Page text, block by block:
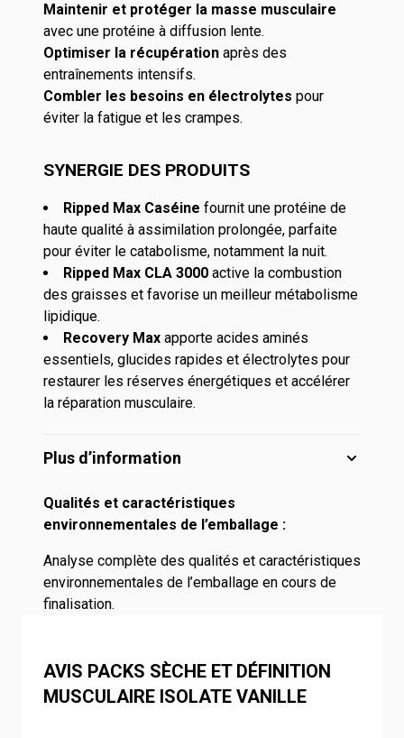
Maintenir et protéger la masse musculaire
avec une protéine à diffusion lente.
Optimiser la récupération après des
entraînements intensifs.
Combler les besoins en électrolytes pour
éviter la fatigue et les crampes.
SYNERGIE DES PRODUITS
Ripped Max Caséine fournit une protéine de
haute qualité à assimilation prolongée, parfaite
pour éviter le catabolisme, notamment la nuit.
Ripped Max CLA 3000 active la combustion
des graisses et favorise un meilleur métabolisme
lipidique.
Recovery Max apporte acides aminés
essentiels, glucides rapides et électrolytes pour
restaurer les réserves énergétiques et accélérer
la réparation musculaire.
Plus d’information
Qualités et caractéristiques
environnementales de l’emballage :
Analyse complète des qualités et caractéristiques
environnementales de l’emballage en cours de
finalisation.
AVIS PACKS SÈCHE ET DÉFINITION
MUSCULAIRE ISOLATE VANILLE